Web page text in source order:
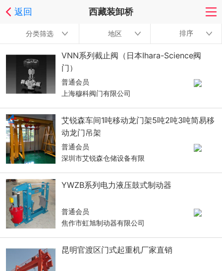
返回 西藏装卸桥
分类筛选 地区 排序
VNN系列截止阀（日本Ihara-Science阀
门）
普通会员
上海穆科阀门有限公司
艾锐森车间1吨移动龙门架5吨2吨3吨简易移
动龙门吊架
普通会员
深圳市艾锐森仓储设备有限
YWZB系列电力液压鼓式制动器
普通会员
焦作市虹旭制动器有限公司
昆明官渡区门式起重机厂家直销